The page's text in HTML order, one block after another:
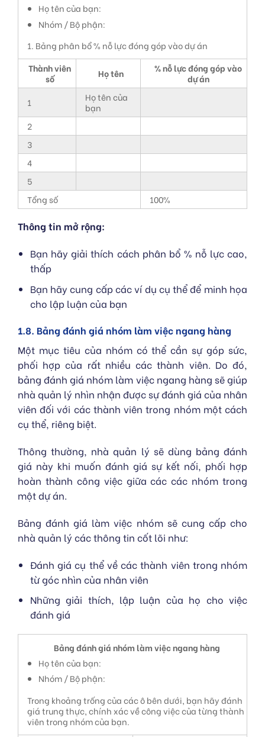
Họ tên của bạn:
Nhóm / Bộ phận:
1. Bảng phân bổ % nỗ lực đóng góp vào dự án
Thành viên
số
Họ tên
% nỗ lực đóng góp vào
dự án
1
Họ tên của
bạn
2
3
4
5
Tổng số
100%
Thông tin mở rộng:
Bạn hãy giải thích cách phân bổ % nỗ lực cao,
thấp
Bạn hãy cung cấp các ví dụ cụ thể để minh họa
cho lập luận của bạn
1.8. Bảng đánh giá nhóm làm việc ngang hàng
Một mục tiêu của nhóm có thể cần sự góp sức,
phối hợp của rất nhiều các thành viên. Do đó,
bảng đánh giá nhóm làm việc ngang hàng sẽ giúp
nhà quản lý nhìn nhận được sự đánh giá của nhân
viên đối với các thành viên trong nhóm một cách
cụ thể, riêng biệt.
Thông thường, nhà quản lý sẽ dùng bảng đánh
giá này khi muốn đánh giá sự kết nối, phối hợp
hoàn thành công việc giữa các các nhóm trong
một dự án.
Bảng đánh giá làm việc nhóm sẽ cung cấp cho
nhà quản lý các thông tin cốt lõi như:
Đánh giá cụ thể về các thành viên trong nhóm
từ góc nhìn của nhân viên
Những giải thích, lập luận của họ cho việc
đánh giá
Bảng đánh giá nhóm làm việc ngang hàng
Họ tên của bạn:
Nhóm / Bộ phận:
Trong khoảng trống của các ô bên dưới, bạn hãy đánh
giá trung thực, chính xác về công việc của từng thành
viên trong nhóm của bạn.